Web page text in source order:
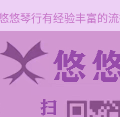
悠琴行有经验丰富的